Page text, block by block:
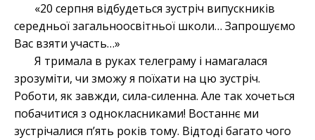
«20 серпня відбудеться зустріч випускників
середньої загальноосвітньої школи… Запрошуємо
Вас взяти участь…»
Я тримала в руках телеграму і намагалася
зрозуміти, чи зможу я поїхати на цю зустріч.
Роботи, як завжди, сила-силенна. Але так хочеться
побачитися з однокласниками! Востаннє ми
зустрічалися п’ять років тому. Відтоді багато чого